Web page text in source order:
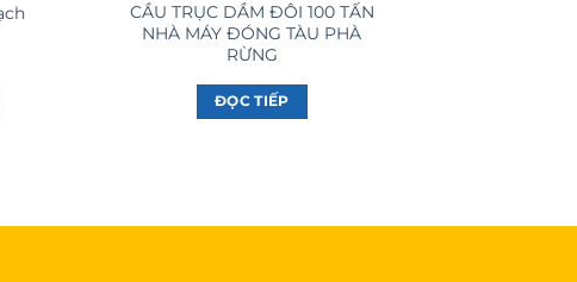
CẦU TRỤC DẦM ĐÔI 100 TẤN
NHÀ MÁY ĐÓNG TÀU PHÀ
RỪNG
ĐỌC TIẾP